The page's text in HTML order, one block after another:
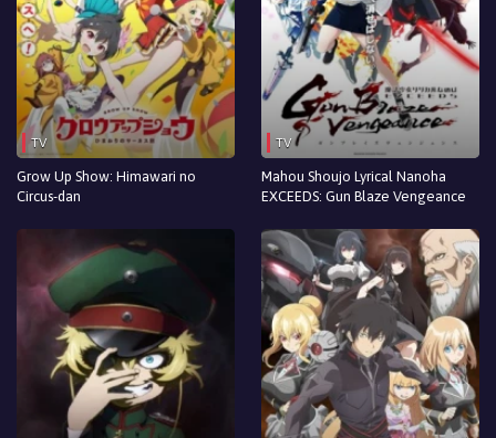
TV
Grow Up Show: Himawari no
Circus-dan
TV
Mahou Shoujo Lyrical Nanoha
EXCEEDS: Gun Blaze Vengeance